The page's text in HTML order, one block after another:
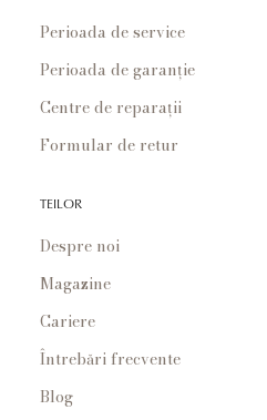
Perioada de service
Perioada de garanție
Centre de reparații
Formular de retur
TEILOR
Despre noi
Magazine
Cariere
Întrebări frecvente
Blog